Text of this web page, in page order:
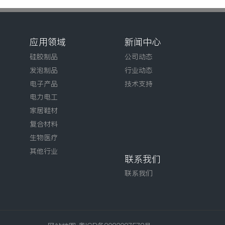
应用领域
硅胶制品
发泡制品
电子产品
电力电工
家居鞋材
复合材料
生物医疗
其他行业
新闻中心
公司动态
行业动态
技术支持
联系我们
联系我们